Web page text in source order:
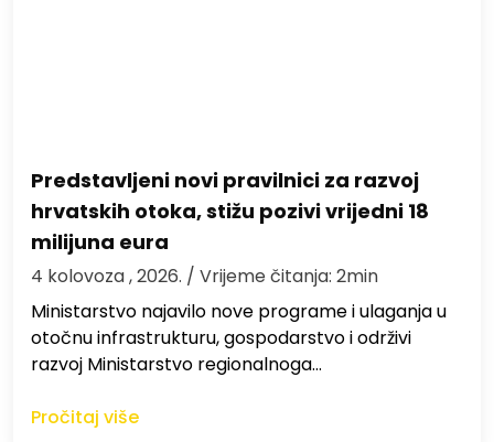
Predstavljeni novi pravilnici za razvoj
hrvatskih otoka, stižu pozivi vrijedni 18
milijuna eura
4 kolovoza , 2026. / Vrijeme čitanja: 2min
Ministarstvo najavilo nove programe i ulaganja u
otočnu infrastrukturu, gospodarstvo i održivi
razvoj Ministarstvo regionalnoga…
Pročitaj više